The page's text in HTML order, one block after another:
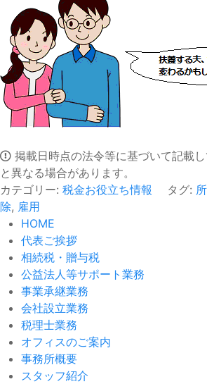
掲載日時点の法令等に基づいて記載
と異なる場合があります。
カテゴリー: 税金お役立ち情報 タグ:
除, 雇用
HOME
代表ご挨拶
相続税・贈与税
公益法人等サポート業務
事業承継業務
会社設立業務
税理士業務
オフィスのご案内
事務所概要
スタッフ紹介